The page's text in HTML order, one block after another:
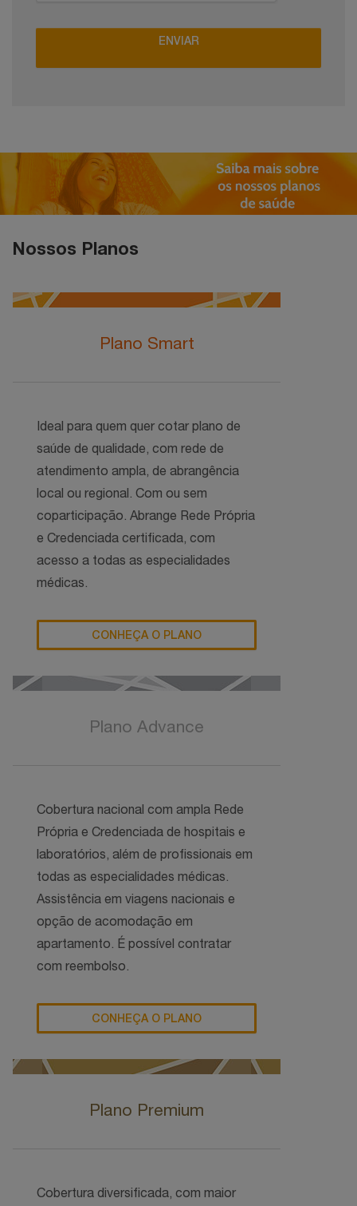
ENVIAR
Nossos Planos
Plano Smart
Ideal para quem quer cotar plano de
saúde de qualidade, com rede de
atendimento ampla, de abrangência
local ou regional. Com ou sem
coparticipação. Abrange Rede Própria
e Credenciada certificada, com
acesso a todas as especialidades
médicas.
CONHEÇA O PLANO
Plano Advance
Cobertura nacional com ampla Rede
Própria e Credenciada de hospitais e
laboratórios, além de profissionais em
todas as especialidades médicas.
Assistência em viagens nacionais e
opção de acomodação em
apartamento. É possível contratar
com reembolso.
CONHEÇA O PLANO
Plano Premium
Cobertura diversificada, com maior